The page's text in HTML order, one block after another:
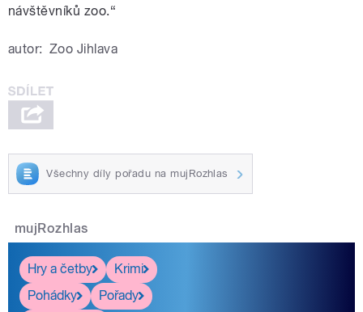
návštěvníků zoo.“
autor: Zoo Jihlava
Všechny díly pořadu na mujRozhlas
mujRozhlas
Hry a četby
Krimi
Pohádky
Pořady